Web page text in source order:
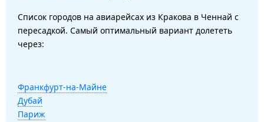
Список городов на авиарейсах из Кракова в Ченнай с
пересадкой. Самый оптимальный вариант долететь
через:
Франкфурт-на-Майне
Дубай
Париж